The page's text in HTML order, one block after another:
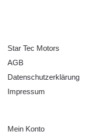
Star Tec Motors
AGB
Datenschutzerklärung
Impressum
Mein Konto